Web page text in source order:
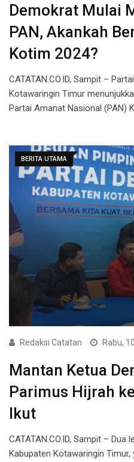
Demokrat Mulai
PAN, Akankah
Kotim 2024?
CATATAN.CO.ID, Sampit –
Kotawaringin Timur
Partai Amanat Nasional (PAN)
BERITA UTAMA
Redaksi Catatan Rabu,
Mantan Ketua
Parimus Hijrah
Ikut
CATATAN.CO.ID, Sampit –
Kabupaten Kotawaringin